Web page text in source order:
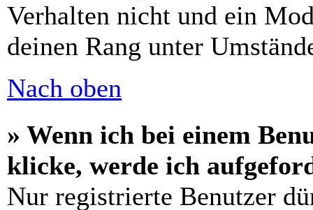
Verhalten nicht und ein
deinen Rang unter
Nach oben
» Wenn ich bei einem
klicke, werde ich
Nur registrierte Benutzer